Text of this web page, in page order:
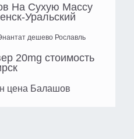
На Сухую Массу
Уральский
дешево Рославль
20mg стоимость
цена Балашов